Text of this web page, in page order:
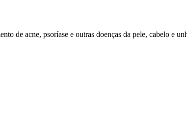
de acne, psoríase e outras doenças da pele, cabelo e